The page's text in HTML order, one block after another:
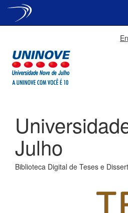
Julho
Biblioteca Digital de Teses e